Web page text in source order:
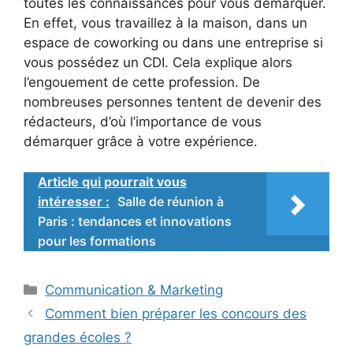
toutes les connaissances pour vous démarquer.
En effet, vous travaillez à la maison, dans un
espace de coworking ou dans une entreprise si
vous possédez un CDI. Cela explique alors
l’engouement de cette profession. De
nombreuses personnes tentent de devenir des
rédacteurs, d’où l’importance de vous
démarquer grâce à votre expérience.
Article qui pourrait vous
intéresser : Salle de réunion à
Paris : tendances et innovations
pour les formations
Catégories
Communication & Marketing
Comment bien préparer les concours des
grandes écoles ?